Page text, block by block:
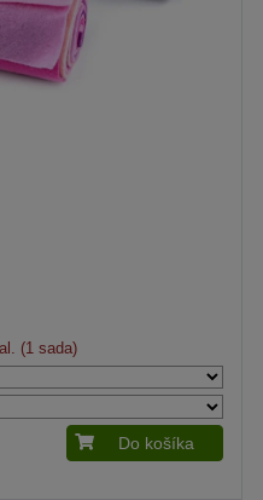
(1 sada)
Do košíka